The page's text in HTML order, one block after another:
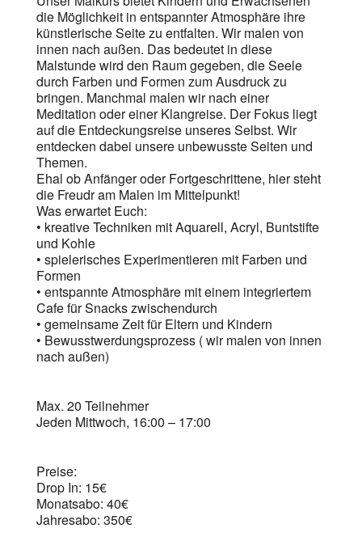
die Möglichkeit in entspannter Atmosphäre ihre
künstlerische Seite zu entfalten. Wir malen von
innen nach außen. Das bedeutet in diese
Malstunde wird den Raum gegeben, die Seele
durch Farben und Formen zum Ausdruck zu
bringen. Manchmal malen wir nach einer
Meditation oder einer Klangreise. Der Fokus liegt
auf die Entdeckungsreise unseres Selbst. Wir
entdecken dabei unsere unbewusste Seiten und
Themen.
Ehal ob Anfänger oder Fortgeschrittene, hier steht
die Freudr am Malen im Mittelpunkt!
Was erwartet Euch:
•⁠ ⁠kreative Techniken mit Aquarell, Acryl, Buntstifte
und Kohle
•⁠ ⁠⁠spielerisches Experimentieren mit Farben und
Formen
•⁠ ⁠⁠entspannte Atmosphäre mit einem integriertem
Cafe für Snacks zwischendurch
•⁠ ⁠⁠gemeinsame Zeit für Eltern und Kindern
•⁠ ⁠⁠Bewusstwerdungsprozess ( wir malen von innen
nach außen)
Max. 20 Teilnehmer
Jeden Mittwoch, 16:00 – 17:00
Preise:
Drop In: 15€
Monatsabo: 40€
Jahresabo: 350€